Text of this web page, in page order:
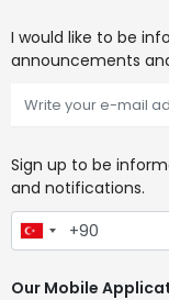
I would like to be
announcements
Sign up to be
and notifications.
Our Mobile